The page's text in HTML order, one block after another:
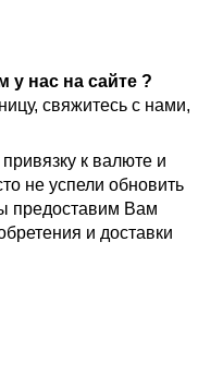
нас на сайте ?
свяжитесь с нами,
к валюте и
не успели обновить
предоставим Вам
и доставки